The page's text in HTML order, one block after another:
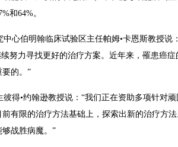
和64%。
中心伯明翰临床试验区主任帕姆•卡恩斯教授说
努力寻找更好的治疗方案。近年来，罹患癌
的。”
彼得•约翰逊教授说：“我们正在资助多项针对
有限的治疗方法基础上，探索出新的治疗方
战胜病魔。”